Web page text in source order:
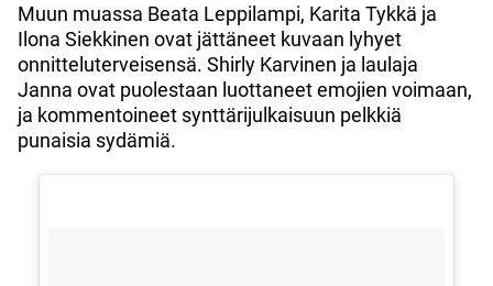
Muun muassa Beata Leppilampi, Karita Tykkä ja
Ilona Siekkinen ovat jättäneet kuvaan lyhyet
onnitteluterveisensä. Shirly Karvinen ja laulaja
Janna ovat puolestaan luottaneet emojien voimaan,
ja kommentoineet synttärijulkaisuun pelkkiä
punaisia sydämiä.